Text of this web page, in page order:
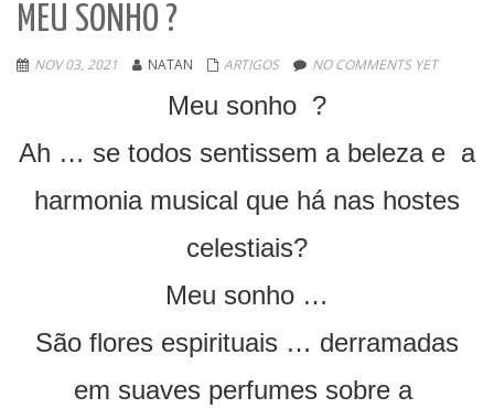
MEU SONHO ?
NOV 03, 2021 NATAN ARTIGOS NO COMMENTS YET
Meu sonho ?
Ah … se todos sentissem a beleza e a
harmonia musical que há nas hostes
celestiais?
Meu sonho …
São flores espirituais … derramadas
em suaves perfumes sobre a